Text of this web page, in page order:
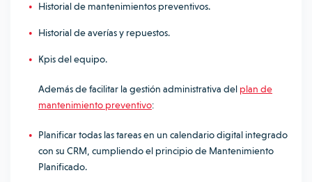
Historial de mantenimientos preventivos.
Historial de averías y repuestos.
Kpis del equipo.
Además de facilitar la gestión administrativa del plan de
mantenimiento preventivo:
Planificar todas las tareas en un calendario digital integrado
con su CRM, cumpliendo el principio de Mantenimiento
Planificado.